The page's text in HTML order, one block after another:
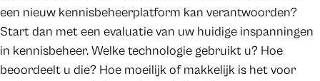
een nieuw kennisbeheerplatform kan verantwoorden?
Start dan met een evaluatie van uw huidige inspanningen
in kennisbeheer. Welke technologie gebruikt u? Hoe
beoordeelt u die? Hoe moeilijk of makkelijk is het voor